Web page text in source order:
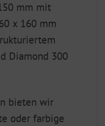
mm mit
x 160 mm
Diamond 300
bieten wir
oder farbige